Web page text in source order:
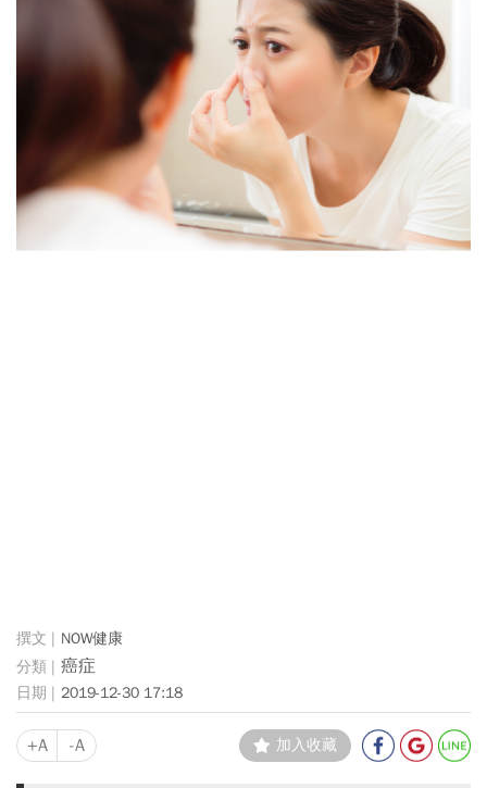
NOW健康
癌症
2019-12-30 17:18
+A -A 加入收藏